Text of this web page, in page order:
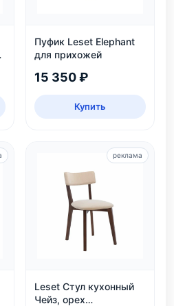
Пуфик Leset Elephant
для прихожей
15 350 ₽
Купить
Leset Стул кухонный
Чейз, орех
реклама